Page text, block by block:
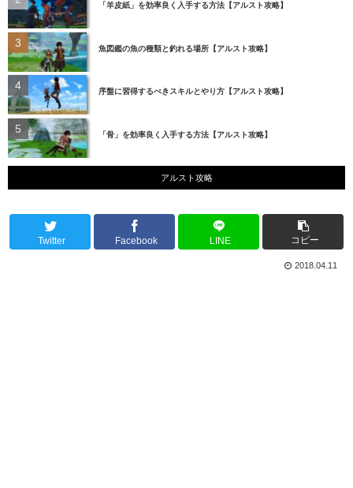
「羊皮紙」を効率良く入手する方法【アルスト攻略】
魚図鑑の魚の種類と釣れる場所【アルスト攻略】
序盤に習得するべきスキルとやり方【アルスト攻略】
「骨」を効率良く入手する方法【アルスト攻略】
アルスト攻略
Twitter Facebook LINE コピー
2018.04.11